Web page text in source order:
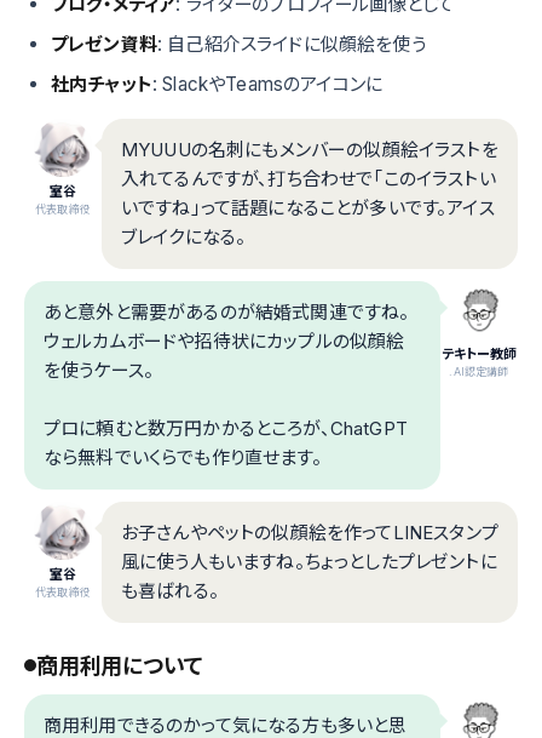
プレゼン資料: 自己紹介スライドに似顔絵を使う
社内チャット: SlackやTeamsのアイコンに
室谷
代表取締役
MYUUUの名刺にもメンバーの似顔絵イラストを
入れてるんですが、打ち合わせで「このイラストい
いですね」って話題になることが多いです。アイス
ブレイクになる。
テキトー教師
.AI認定講師
あと意外と需要があるのが結婚式関連ですね。
ウェルカムボードや招待状にカップルの似顔絵
を使うケース。
プロに頼むと数万円かかるところが、ChatGPT
なら無料でいくらでも作り直せます。
室谷
代表取締役
お子さんやペットの似顔絵を作ってLINEスタンプ
風に使う人もいますね。ちょっとしたプレゼントに
も喜ばれる。
商用利用について
商用利用できるのかって気になる方も多いと思